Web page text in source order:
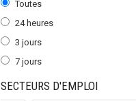
Toutes
24 heures
3 jours
7 jours
SECTEURS D'EMPLOI